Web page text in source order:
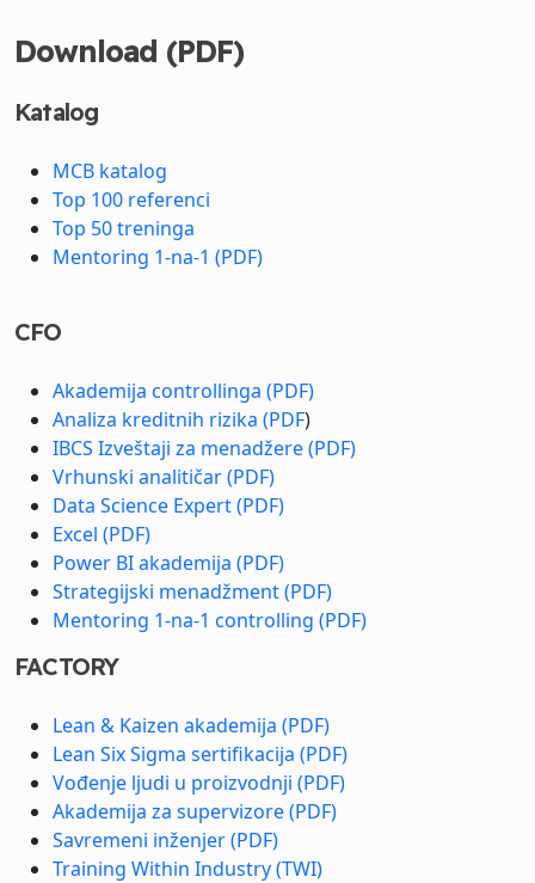
Download (PDF)
Katalog
MCB katalog
Top 100 referenci
Top 50 treninga
Mentoring 1-na-1 (PDF)
CFO
Akademija controllinga (PDF)
Analiza kreditnih rizika (PDF)
IBCS Izveštaji za menadžere (PDF)
Vrhunski analitičar (PDF)
Data Science Expert (PDF)
Excel (PDF)
Power BI akademija (PDF)
Strategijski menadžment (PDF)
Mentoring 1-na-1 controlling (PDF)
FACTORY
Lean & Kaizen akademija (PDF)
Lean Six Sigma sertifikacija (PDF)
Vođenje ljudi u proizvodnji (PDF)
Akademija za supervizore (PDF)
Savremeni inženjer (PDF)
Training Within Industry (TWI)